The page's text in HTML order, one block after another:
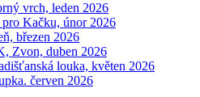
vrch, leden 2026
Kačku, únor 2026
březen 2026
Zvon, duben 2026
louka, květen 2026
červen 2026